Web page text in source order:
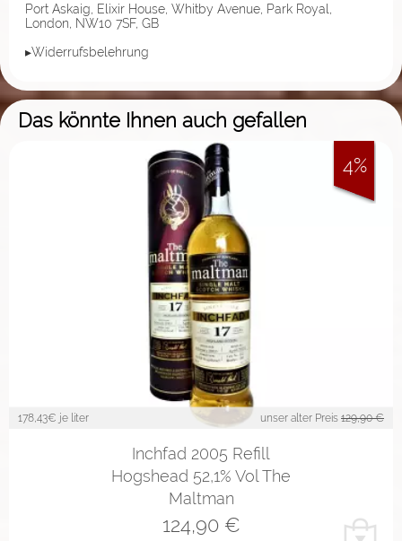
Port Askaig, Elixir House, Whitby Avenue, Park Royal,
London, NW10 7SF, GB
▸Widerrufsbelehrung
Das könnte Ihnen auch gefallen
178,43€ je liter unser alter Preis 129,90 €
Inchfad 2005 Refill
Hogshead 52,1% Vol The
Maltman
124,90€
4%